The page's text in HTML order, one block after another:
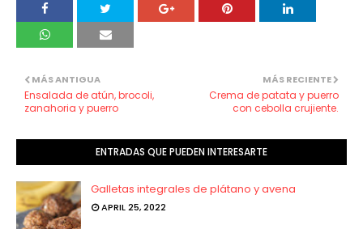
MÁS RECIENTE
Crema de patata y puerro
con cebolla crujiente.
MÁS ANTIGUA
Ensalada de atún, brocoli,
zanahoria y puerro
ENTRADAS QUE PUEDEN INTERESARTE
Galletas integrales de plátano y avena
APRIL 25, 2022